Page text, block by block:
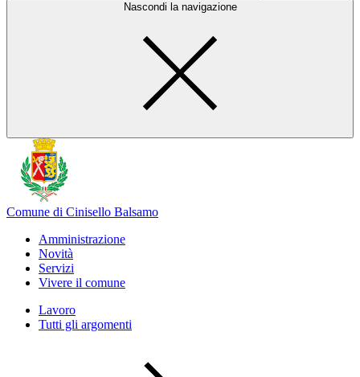
Nascondi la navigazione
Comune di Cinisello Balsamo
Amministrazione
Novità
Servizi
Vivere il comune
Lavoro
Tutti gli argomenti